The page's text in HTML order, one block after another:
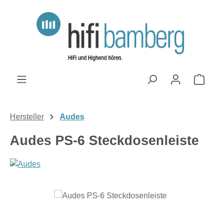
Zum Hauptinhalt springen
Hersteller Audes
Audes PS-6 Steckdosenleiste
Bildergalerie überspringen